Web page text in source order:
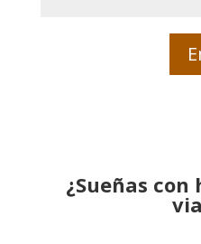
¿Sueñas